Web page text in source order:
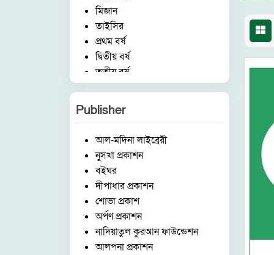
মিজান
তাইসির
প্রথম বর্ষ
দ্বিতীয় বর্ষ
তৃতীয় বর্ষ
চতুর্থ বর্ষ
পঞ্চম বর্ষ
হিফয
ষ্টেশনারী
ছোটদের কর্ণার
বিষয়
ইসলামিক আইটেম
মক্তব
উচ্চতর বিভাগ
Publisher
আল-মদিনা লাইব্রেরী
নুসখা প্রকাশন
বইঘর
দীপাধার প্রকাশন
শোভা প্রকাশ
অর্পণ প্রকাশন
নাদিয়াতুল কুরআন ফাউন্ডেশন
আলপনা প্রকাশন